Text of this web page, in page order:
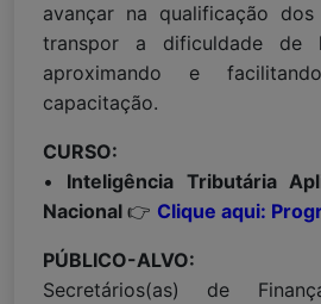
avançar na qualificação dos
transpor a dificuldade de
aproximando e
capacitação.
CURSO:
• Inteligência Tributária
Nacional 👉 Clique aqui:
PÚBLICO-ALVO:
Secretários(as) de